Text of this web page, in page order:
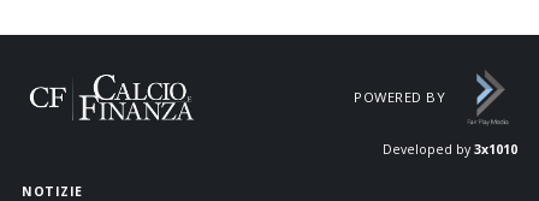
POWERED BY
Developed by 3x1010
NOTIZIE